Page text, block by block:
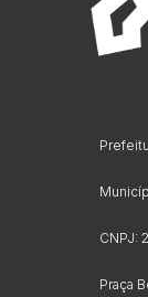
CNPJ:
Praça